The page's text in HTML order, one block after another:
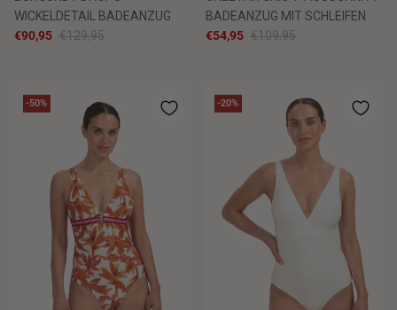
WICKELDETAIL BADEANZUG
€90,95 €129,95
BADEANZUG MIT SCHLEIFEN
€54,95 €109,95
-50% -20%